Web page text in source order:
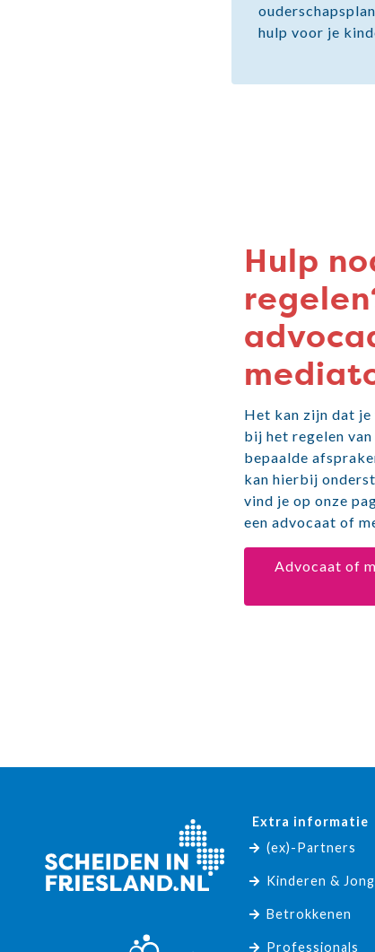
hulp voor je
Hulp
Het kan zijn dat
bij het regelen
bepaalde
kan hierbij
vind je op onze
een advocaat of
Advocaat of
Extra informatie
(ex)-Partners
Kinderen &
Betrokkenen
Professionals